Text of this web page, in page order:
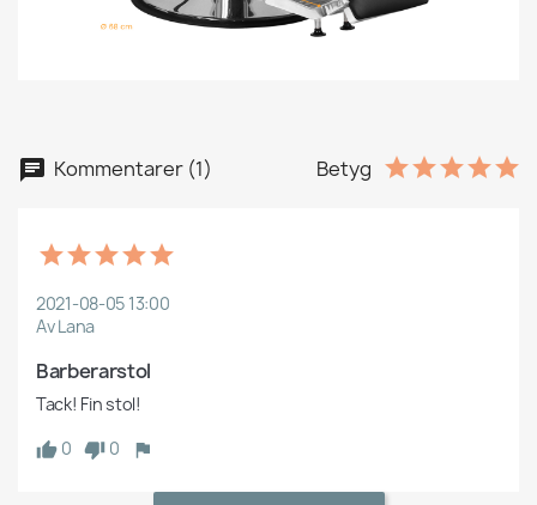
Kommentarer (1) Betyg
2021-08-05 13:00
Av Lana
Barberarstol
Tack! Fin stol!
0
0